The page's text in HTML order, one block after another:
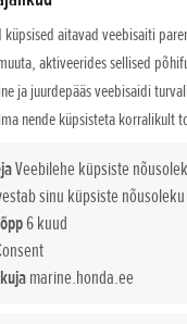
küpsised aitavad veebisaiti
aktiveerides sellised
ja juurdepääs veebisaidi
nende küpsisteta korralikult
Veebilehe küpsiste nõusolek
sinu küpsiste
6 kuud
marine.honda.ee
1967
meet